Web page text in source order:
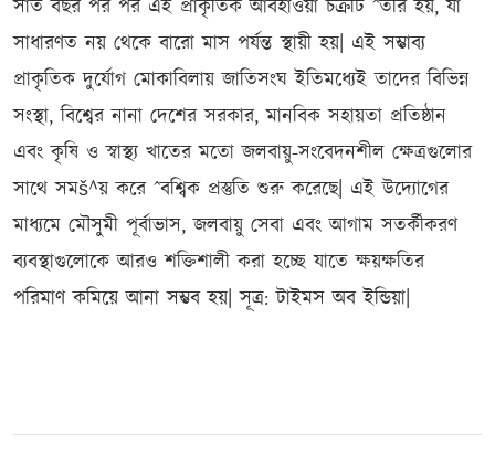
সাত বছর পর পর এই প্রাকৃতিক আবহাওয়া চক্রটি ˆতরি হয়, যা
সাধারণত নয় থেকে বারো মাস পর্যন্ত স্থায়ী হয়| এই সম্ভাব্য
প্রাকৃতিক দুর্যোগ মোকাবিলায় জাতিসংঘ ইতিমধ্যেই তাদের বিভিন্ন
সংস্থা, বিশ্বের নানা দেশের সরকার, মানবিক সহায়তা প্রতিষ্ঠান
এবং কৃষি ও স্বাস্থ্য খাতের মতো জলবায়ু-সংবেদনশীল ক্ষেত্রগুলোর
সাথে সমš^য় করে ˆবশ্বিক প্রস্তুতি শুরু করেছে| এই উদ্যোগের
মাধ্যমে মৌসুমী পূর্বাভাস, জলবায়ু সেবা এবং আগাম সতর্কীকরণ
ব্যবস্থাগুলোকে আরও শক্তিশালী করা হচ্ছে যাতে ক্ষয়ক্ষতির
পরিমাণ কমিয়ে আনা সম্ভব হয়| সূত্র: টাইমস অব ইন্ডিয়া|